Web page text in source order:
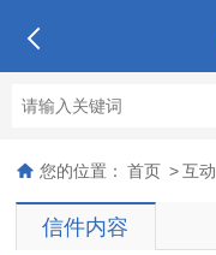
您的位置： 首页 > 互动
信件内容